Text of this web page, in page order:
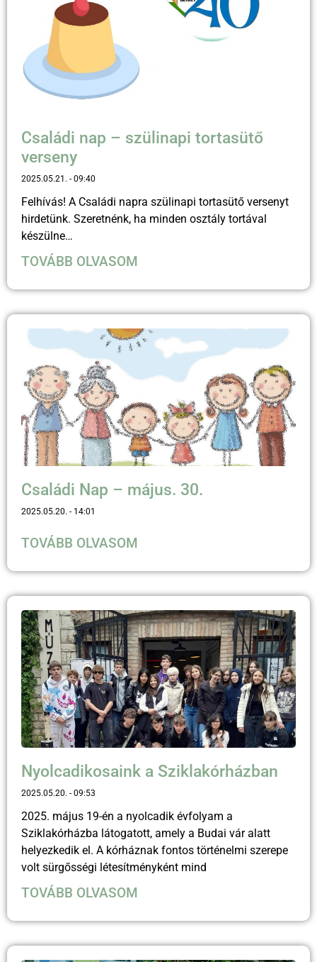
Családi nap – szülinapi tortasütő
verseny
2025.05.21. 09:40
Felhívás! A Családi napra szülinapi tortasütő versenyt
hirdetünk. Szeretnénk, ha minden osztály tortával
készülne…
TOVÁBB OLVASOM
Családi Nap – május. 30.
2025.05.20. 14:01
TOVÁBB OLVASOM
Nyolcadikosaink a Sziklakórházban
2025.05.20. 09:53
2025. május 19-én a nyolcadik évfolyam a
Sziklakórházba látogatott, amely a Budai vár alatt
helyezkedik el. A kórháznak fontos történelmi szerepe
volt sürgősségi létesítményként mind
TOVÁBB OLVASOM